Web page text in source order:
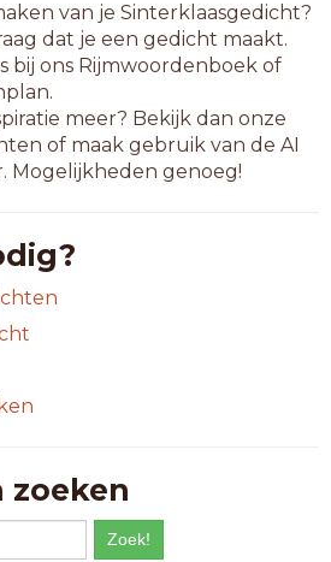
van je Sinterklaasgedicht?
dat je een gedicht maakt.
bij ons Rijmwoordenboek of
meer? Bekijk dan onze
of maak gebruik van de AI
Mogelijkheden genoeg!
zoeken